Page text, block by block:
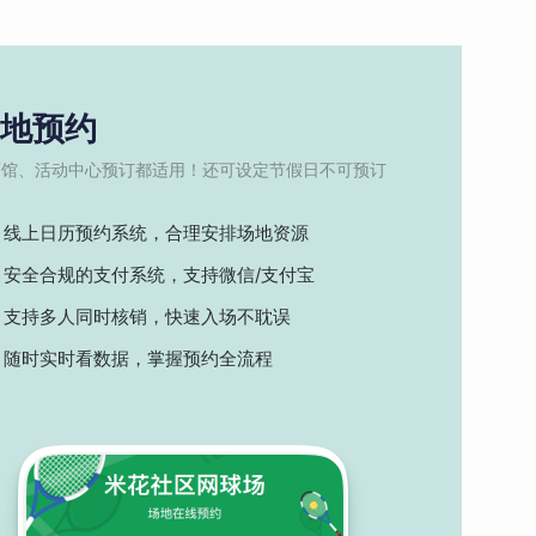
预约
、活动中心预订都适用！还可设定节假日不可预订
线上日历预约系统，合理安排场地资源
安全合规的支付系统，支持微信/支付宝
支持多人同时核销，快速入场不耽误
随时实时看数据，掌握预约全流程